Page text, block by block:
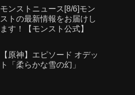
モンストニュース[8/6]モン
ストの最新情報をお届けし
ます！【モンスト公式】
【原神】エピソード オデッ
ト「柔らかな雪の幻」